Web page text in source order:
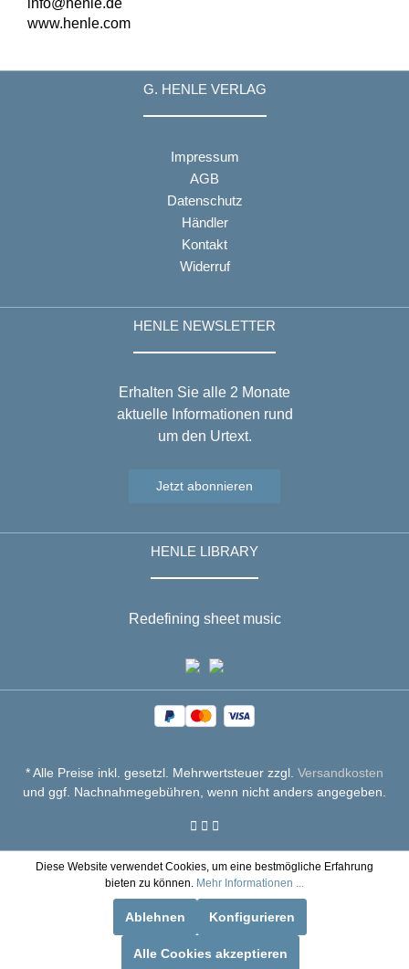
info@henle.de
www.henle.com
G. HENLE VERLAG
Impressum
AGB
Datenschutz
Händler
Kontakt
Widerruf
HENLE NEWSLETTER
Erhalten Sie alle 2 Monate
aktuelle Informationen rund
um den Urtext.
Jetzt abonnieren
HENLE LIBRARY
Redefining sheet music
* Alle Preise inkl. gesetzl. Mehrwertsteuer zzgl. Versandkosten
und ggf. Nachnahmegebühren, wenn nicht anders angegeben.
Diese Website verwendet Cookies, um eine bestmögliche Erfahrung
bieten zu können. Mehr Informationen ...
Ablehnen Konfigurieren
Alle Cookies akzeptieren